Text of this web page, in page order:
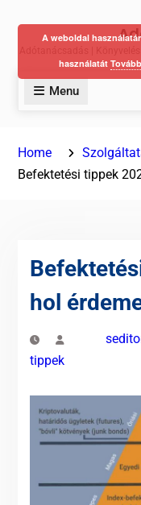
Adótanácsadás |
Menu
Home
Befektetési tippek
hol
tippek
A weboldal
használatát